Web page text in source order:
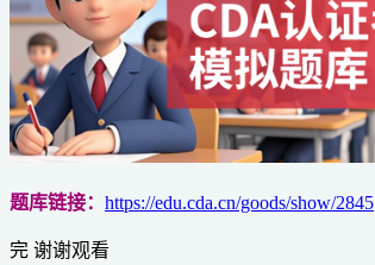
题库链接： https://edu.cda.cn/goods/show/2845
完 谢谢观看